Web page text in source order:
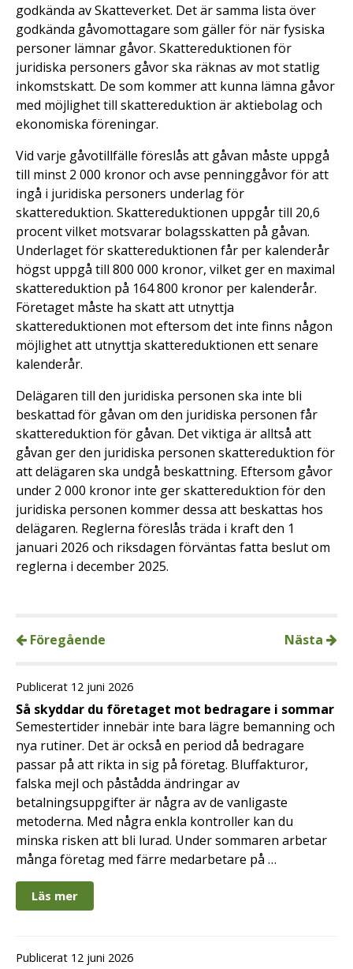
godkända av Skatteverket. Det är samma lista över
godkända gåvomottagare som gäller för när fysiska
personer lämnar gåvor. Skattereduktionen för
juridiska personers gåvor ska räknas av mot statlig
inkomstskatt. De som kommer att kunna lämna gåvor
med möjlighet till skattereduktion är aktiebolag och
ekonomiska föreningar.
Vid varje gåvotillfälle föreslås att gåvan måste uppgå
till minst 2 000 kronor och avse penninggåvor för att
ingå i juridiska personers underlag för
skattereduktion. Skattereduktionen uppgår till 20,6
procent vilket motsvarar bolagsskatten på gåvan.
Underlaget för skattereduktionen får per kalenderår
högst uppgå till 800 000 kronor, vilket ger en maximal
skattereduktion på 164 800 kronor per kalenderår.
Företaget måste ha skatt att utnyttja
skattereduktionen mot eftersom det inte finns någon
möjlighet att utnyttja skattereduktionen ett senare
kalenderår.
Delägaren till den juridiska personen ska inte bli
beskattad för gåvan om den juridiska personen får
skattereduktion för gåvan. Det viktiga är alltså att
gåvan ger den juridiska personen skattereduktion för
att delägaren ska undgå beskattning. Eftersom gåvor
under 2 000 kronor inte ger skattereduktion för den
juridiska personen kommer dessa att beskattas hos
delägaren. Reglerna föreslås träda i kraft den 1
januari 2026 och riksdagen förväntas fatta beslut om
reglerna i december 2025.
Föregående Nästa
Publicerat 12 juni 2026
Så skyddar du företaget mot bedragare i sommar
Semestertider innebär inte bara lägre bemanning och
nya rutiner. Det är också en period då bedragare
passar på att rikta in sig på företag. Bluffakturor,
falska mejl och påstådda ändringar av
betalningsuppgifter är några av de vanligaste
metoderna. Med några enkla kontroller kan du
minska risken att bli lurad. Under sommaren arbetar
många företag med färre medarbetare på …
Läs mer
Publicerat 12 juni 2026